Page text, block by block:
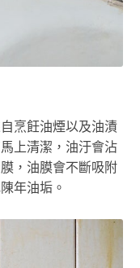
烹飪油煙以及油漬
上清潔，油汙會沾
，油膜會不斷吸附
年油垢。